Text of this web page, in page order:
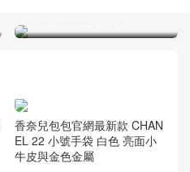
祖母綠色油臘小牛皮
香奈兒包包官網最新款 CHAN
EL 22 小號手袋 白色 亮面小
牛皮與金色金屬